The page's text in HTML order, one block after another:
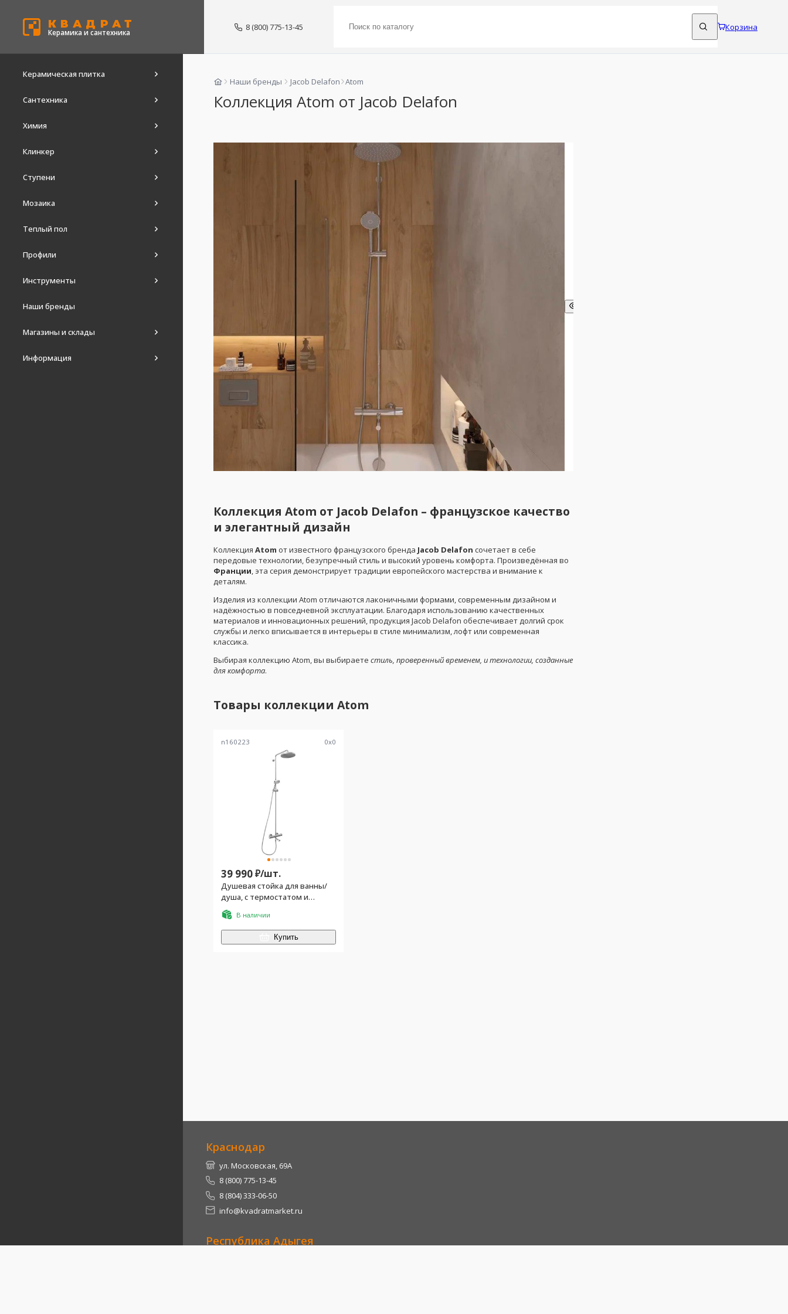
КВАДРАТ
Керамика и сантехника
8 (800) 775-13-45 Корзина
Керамическая плитка
Сантехника
Химия
Клинкер
Ступени
Мозаика
Теплый пол
Профили
Инструменты
Наши бренды
Магазины и склады
Информация
Наши бренды Jacob Delafon Atom
Коллекция Atom от Jacob Delafon
Коллекция Atom от Jacob Delafon – французское качество
и элегантный дизайн
Коллекция Atom от известного французского бренда Jacob Delafon сочетает в себе
передовые технологии, безупречный стиль и высокий уровень комфорта. Произведённая во
Франции, эта серия демонстрирует традиции европейского мастерства и внимание к
деталям.
Изделия из коллекции Atom отличаются лаконичными формами, современным дизайном и
надёжностью в повседневной эксплуатации. Благодаря использованию качественных
материалов и инновационных решений, продукция Jacob Delafon обеспечивает долгий срок
службы и легко вписывается в интерьеры в стиле минимализм, лофт или современная
классика.
Выбирая коллекцию Atom, вы выбираете стиль, проверенный временем, и технологии, созданные
для комфорта.
Товары коллекции Atom
n160223 0x0
39 990₽/шт.
Душевая стойка для ванны/
душа, с термостатом и
изливом, ручной душ+
верхний душ + шланг, цв.хром
В наличии
Купить
Краснодар
ул. Московская, 69А
8 (800) 775-13-45
8 (804) 333-06-50
info@kvadratmarket.ru
Республика Адыгея